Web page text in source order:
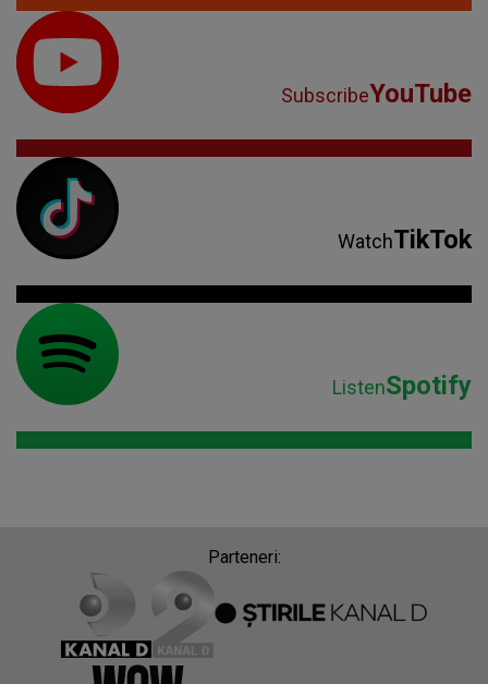
SubscribeYouTube
WatchTikTok
ListenSpotify
Parteneri: